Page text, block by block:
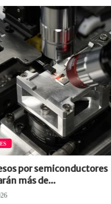
por semiconductores
más de...